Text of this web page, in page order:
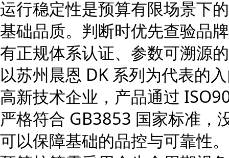
运行稳定性是预算有限场景下
基础品质。判断时优先查验品
有正规体系认证、参数可溯源
以苏州晨恩 DK 系列为代表的
高新技术企业，产品通过
严格符合 GB3853 国家标准，
可以保障基础的品控与可靠性。